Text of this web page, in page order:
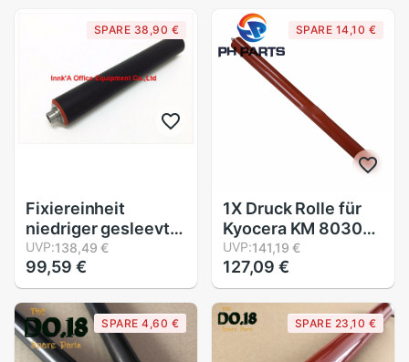
Rolle JC66-01663A
JC66-01664A
SPARE 38,90 €
Fixiereinheit
niedriger gesleevt
Rolle für Konica
Minolta K 7155 7165
7255 7272 DI650
DI5510 Druckrolle
56AA53060
56AA53061
UVP:138,49 €
99,59 €
SPARE 14,10 €
1X Druck Rolle für
Kyocera KM 8030
6030 KM8030
KM6030 TASKalfa
820 620
Niedrigeren Fuser
Rolle Wärme
UVP:141,19 €
127,09 €
SPARE 4,60 € SPARE 23,10 €